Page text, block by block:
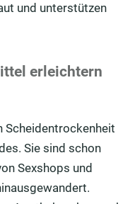
und unterstützen
erleichtern
Scheidentrockenheit
Sie sind schon
Sexshops und